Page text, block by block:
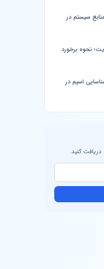
سیستم در
نحوه برخورد
اسپم در
کنید.